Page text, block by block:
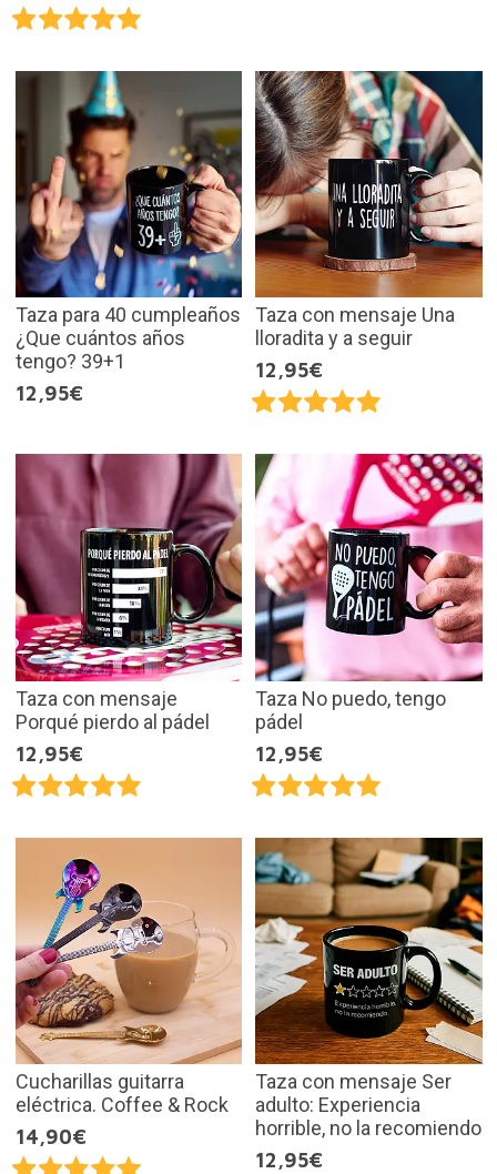
Taza para 40 cumpleaños
¿Que cuántos años
tengo? 39+1
12,95€
Taza con mensaje Una
lloradita y a seguir
12,95€
Taza con mensaje
Porqué pierdo al pádel
12,95€
Taza No puedo, tengo
pádel
12,95€
Cucharillas guitarra
eléctrica. Coffee & Rock
14,90€
Taza con mensaje Ser
adulto: Experiencia
horrible, no la recomiendo
12,95€